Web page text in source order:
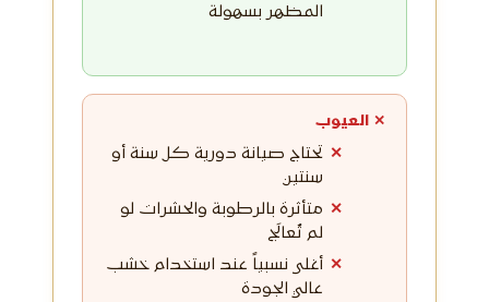
المظهر بسهولة
✕ العيوب
تحتاج صيانة دورية كل سنة أو
سنتين
متأثرة بالرطوبة والحشرات لو
لم تُعالَج
أغلى نسبياً عند استخدام خشب
عالي الجودة